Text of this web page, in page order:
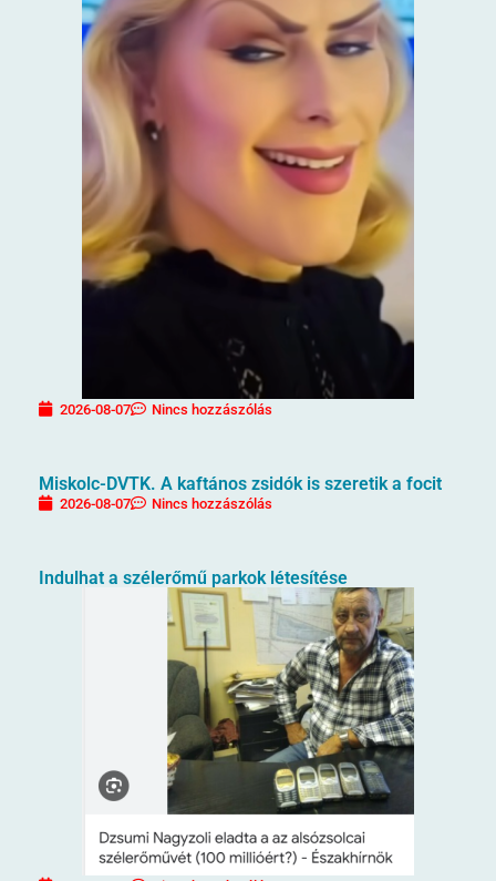
2026-08-07 Nincs hozzászólás
Miskolc-DVTK. A kaftános zsidók is szeretik a focit
2026-08-07 Nincs hozzászólás
Indulhat a szélerőmű parkok létesítése